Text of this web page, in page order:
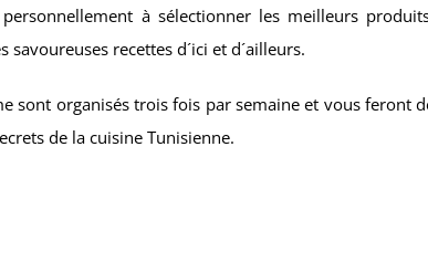
à sélectionner les meilleurs
savoureuses recettes d´ici et d´ailleurs.
sont organisés trois fois par semaine et vous feront
de la cuisine Tunisienne.